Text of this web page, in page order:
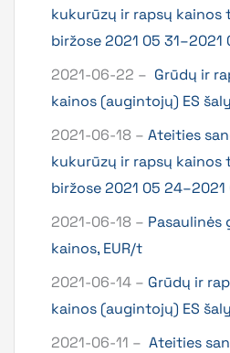
kukurūzų ir rapsų
biržose 2021 05 31–2021
2021-06-22 – Grūdų ir
kainos (augintojų) ES
2021-06-18 – Ateities
kukurūzų ir rapsų
biržose 2021 05 24–2021
2021-06-18 – Pasaulinės
kainos, EUR/t
2021-06-14 – Grūdų ir
kainos (augintojų) ES
2021-06-11 – Ateities